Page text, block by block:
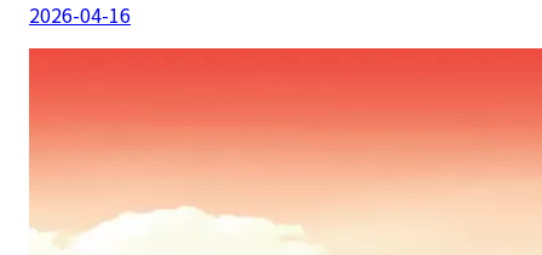
2026-04-16